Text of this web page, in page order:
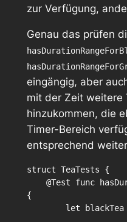
zur Verfügung,
Genau das prüfen
eingängig, aber
mit der Zeit weitere
hinzukommen, die
Timer-Bereich
entsprechend
struct TeaTests {
{